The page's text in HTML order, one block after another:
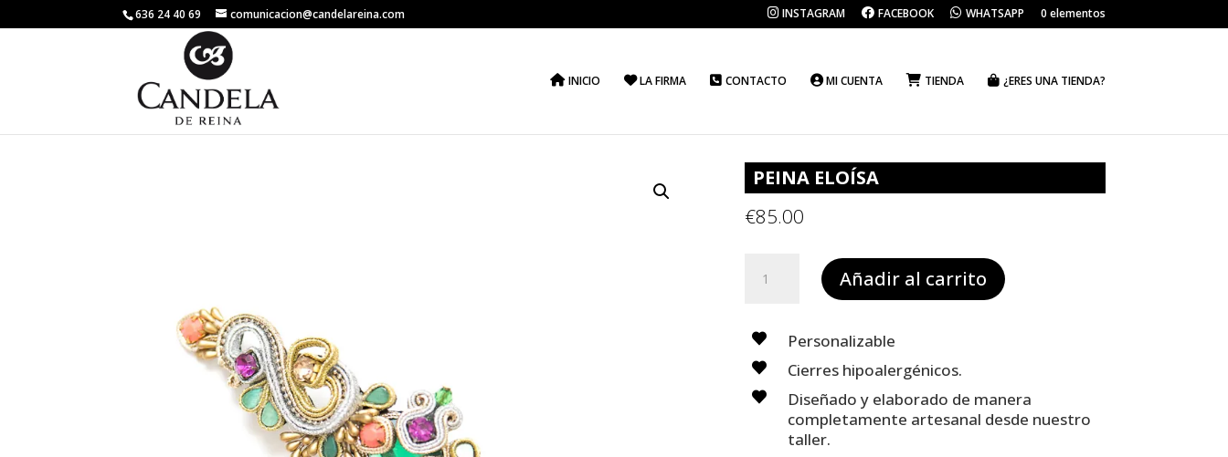
636 24 40 69 comunicacion@candelareina.com INSTAGRAM FACEBOOK WHATSAPP 0 elementos
INICIO LA FIRMA CONTACTO MI CUENTA TIENDA ¿ERES UNA TIENDA?
PEINA ELOÍSA
€85.00
ELOÍSA
Añadir al carrito
Personalizable
Cierres hipoalergénicos.
Diseñado y elaborado de manera
completamente artesanal desde nuestro
taller.